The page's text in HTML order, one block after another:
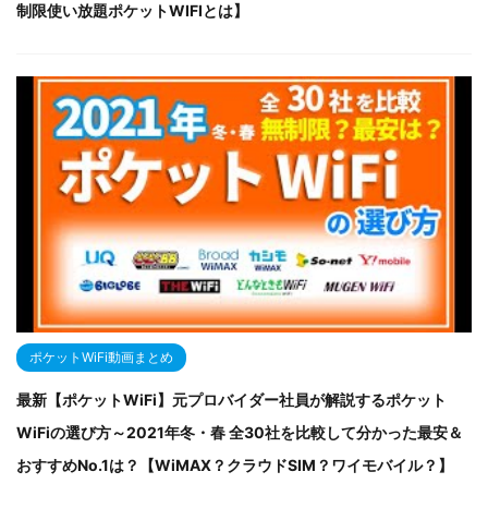
制限使い放題ポケットWIFIとは】
ポケットWiFi動画まとめ
最新【ポケットWiFi】元プロバイダー社員が解説するポケット
WiFiの選び方～2021年冬・春 全30社を比較して分かった最安＆
おすすめNo.1は？【WiMAX？クラウドSIM？ワイモバイル？】